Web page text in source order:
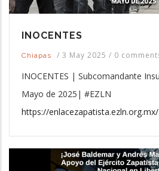
INOCENTES
Chiapas / 3 May 2025 / 0
INOCENTES | Subcomandante
Mayo de 2025| #EZLN
https://